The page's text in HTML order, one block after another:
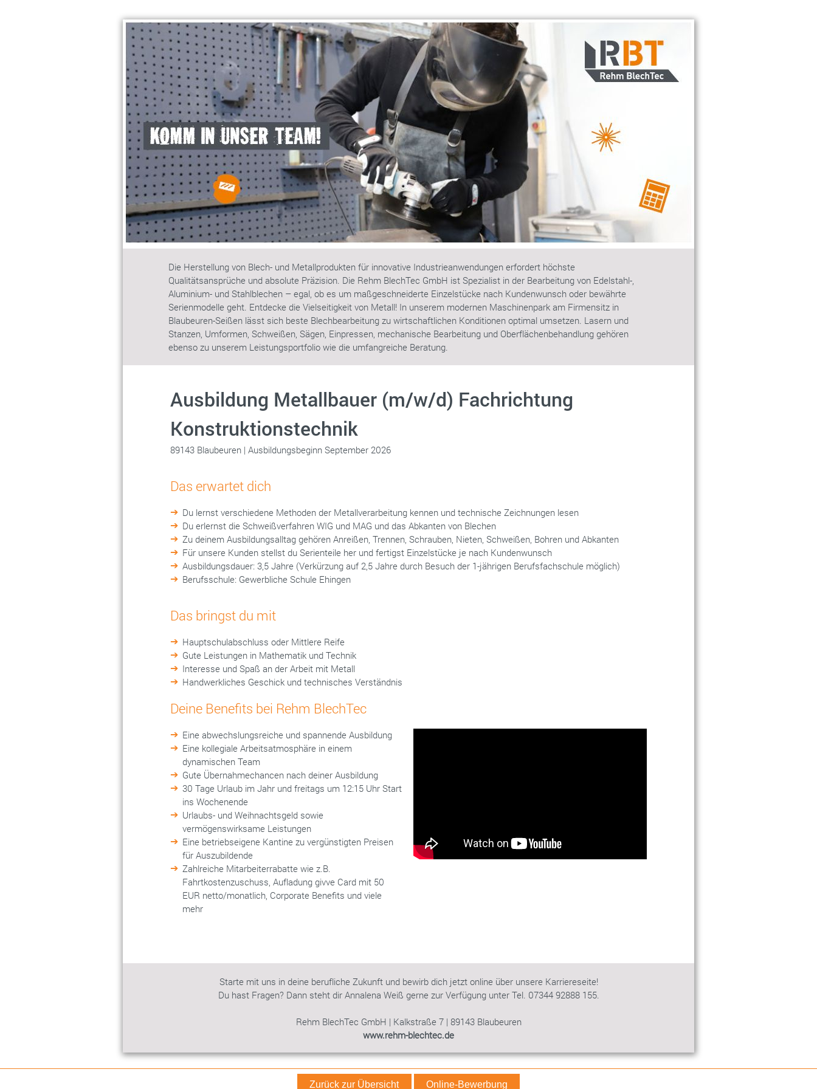
Die Herstellung von Blech- und Metallprodukten für innovative Industrieanwendungen erfordert höchste
Qualitätsansprüche und absolute Präzision. Die Rehm BlechTec GmbH ist Spezialist in der Bearbeitung von Edelstahl-,
Aluminium- und Stahlblechen – egal, ob es um maßgeschneiderte Einzelstücke nach Kundenwunsch oder bewährte
Serienmodelle geht. Entdecke die Vielseitigkeit von Metall! In unserem modernen Maschinenpark am Firmensitz in
Blaubeuren-Seißen lässt sich beste Blechbearbeitung zu wirtschaftlichen Konditionen optimal umsetzen. Lasern und
Stanzen, Umformen, Schweißen, Sägen, Einpressen, mechanische Bearbeitung und Oberflächenbehandlung gehören
ebenso zu unserem Leistungsportfolio wie die umfangreiche Beratung.
Ausbildung Metallbauer (m/w/d) Fachrichtung
Konstruktionstechnik
89143 Blaubeuren | Ausbildungsbeginn September 2026
Das erwartet dich
Du lernst verschiedene Methoden der Metallverarbeitung kennen und technische Zeichnungen lesen
Du erlernst die Schweißverfahren WIG und MAG und das Abkanten von Blechen
Zu deinem Ausbildungsalltag gehören Anreißen, Trennen, Schrauben, Nieten, Schweißen, Bohren und Abkanten
Für unsere Kunden stellst du Serienteile her und fertigst Einzelstücke je nach Kundenwunsch
Ausbildungsdauer: 3,5 Jahre (Verkürzung auf 2,5 Jahre durch Besuch der 1-jährigen Berufsfachschule möglich)
Berufsschule: Gewerbliche Schule Ehingen
Das bringst du mit
Hauptschulabschluss oder Mittlere Reife
Gute Leistungen in Mathematik und Technik
Interesse und Spaß an der Arbeit mit Metall
Handwerkliches Geschick und technisches Verständnis
Deine Benefits bei Rehm BlechTec
Eine abwechslungsreiche und spannende Ausbildung
Eine kollegiale Arbeitsatmosphäre in einem
dynamischen Team
Gute Übernahmechancen nach deiner Ausbildung
30 Tage Urlaub im Jahr und freitags um 12:15 Uhr Start
ins Wochenende
Urlaubs- und Weihnachtsgeld sowie
vermögenswirksame Leistungen
Eine betriebseigene Kantine zu vergünstigten Preisen
für Auszubildende
Zahlreiche Mitarbeiterrabatte wie z.B.
Fahrtkostenzuschuss, Aufladung givve Card mit 50
EUR netto/monatlich, Corporate Benefits und viele
mehr
Starte mit uns in deine berufliche Zukunft und bewirb dich jetzt online über unsere Karriereseite!
Du hast Fragen? Dann steht dir Annalena Weiß gerne zur Verfügung unter Tel. 07344 92888 155.
Rehm BlechTec GmbH | Kalkstraße 7 | 89143 Blaubeuren
www.rehm-blechtec.de
Zurück zur Übersicht Online-Bewerbung